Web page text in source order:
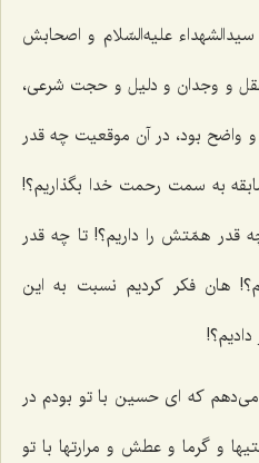
علیه‌السّلام و اصحابش
عقل و وجدان و دلیل و حجت شرعی،
واضح بود، در آن موقعیت چه قدر
به سمت رحمت خدا بگذاریم؟!
قدر همّتش را داریم؟! تا چه قدر
هان فکر کردیم نسبت به این
دادیم؟!
که ای حسین با تو بودم در
و گرما و عطش و مرارتها با تو